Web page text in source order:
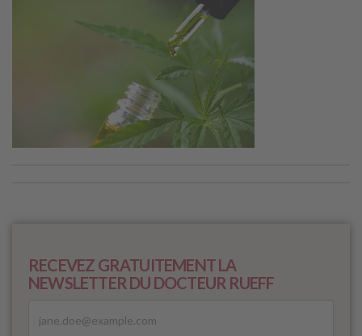
RECEVEZ GRATUITEMENT LA
NEWSLETTER DU DOCTEUR RUEFF